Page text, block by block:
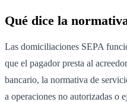
Qué dice la
Las domiciliaciones SEPA
que el pagador presta al
bancario, la normativa de
a operaciones no autorizadas o